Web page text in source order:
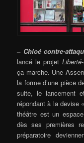
– Chloé contre-
lancé le projet
ça marche. Une
la forme d’une pièce
suite, le lancement
répondant à la devise
théâtre est un
dès ses premières
préparatoire